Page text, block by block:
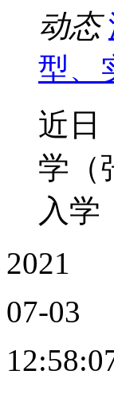
动态
型、
近日
学（
入学
2021
07-03